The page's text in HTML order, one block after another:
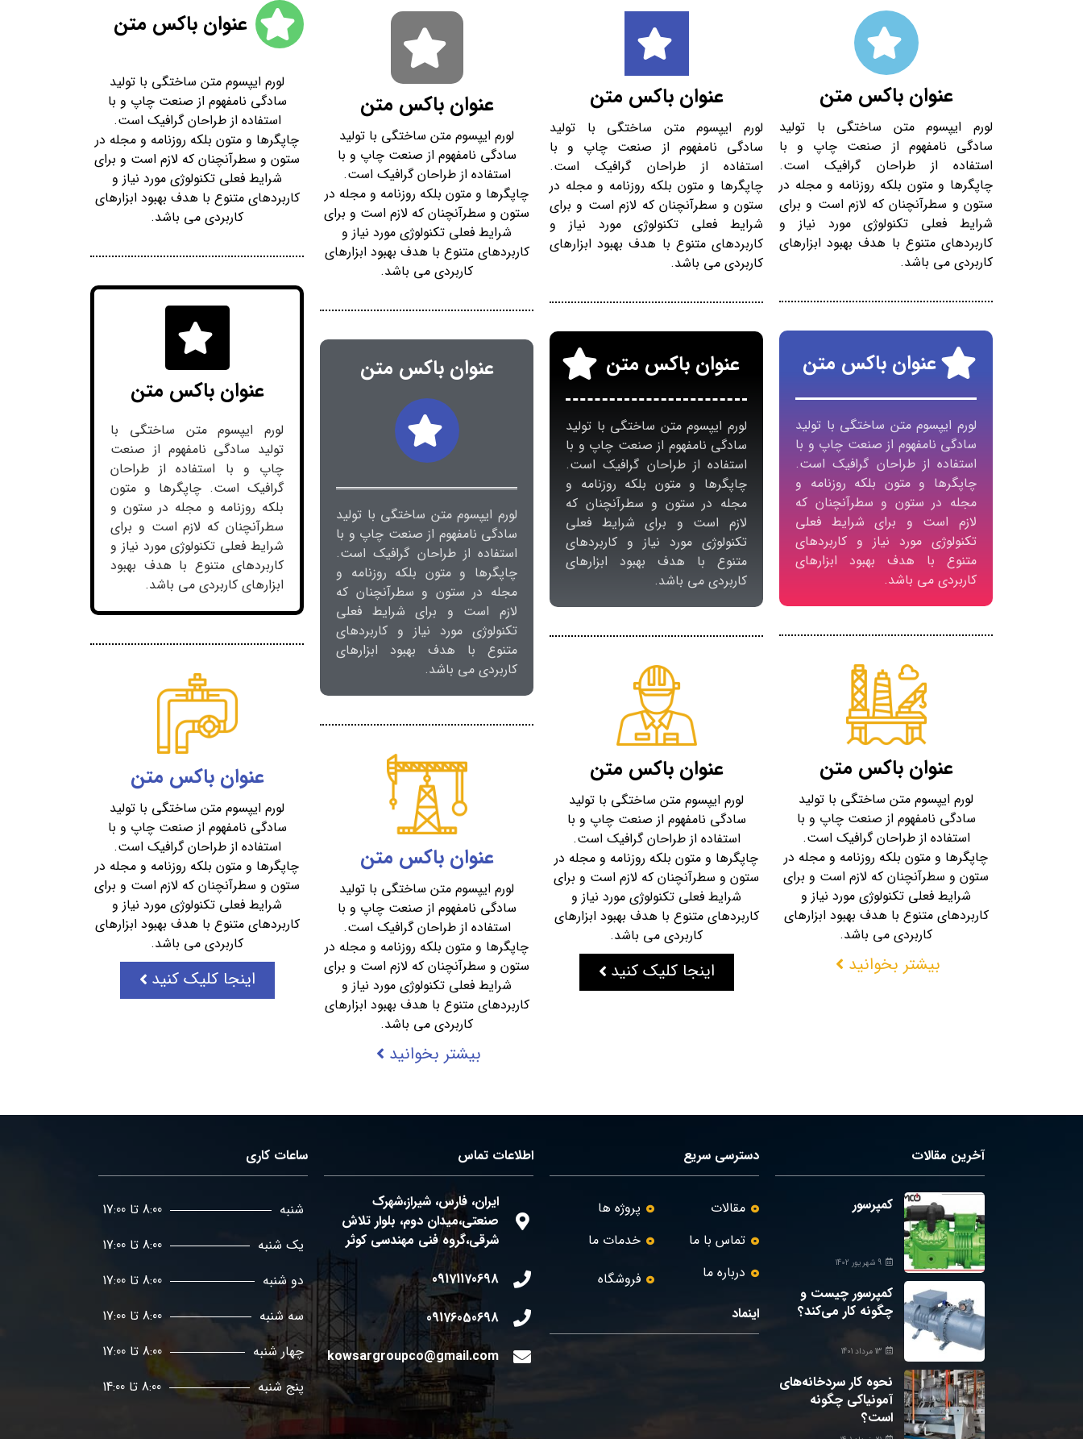
عنوان باکس متن
لورم ایپسوم متن ساختگی با تولید
سادگی نامفهوم از صنعت چاپ و با
استفاده از طراحان گرافیک است.
چاپگرها و متون بلکه روزنامه و مجله در
ستون و سطرآنچنان که لازم است و برای
شرایط فعلی تکنولوژی مورد نیاز و
کاربردهای متنوع با هدف بهبود ابزارهای
کاربردی می باشد.
عنوان باکس متن
لورم ایپسوم متن ساختگی با تولید
سادگی نامفهوم از صنعت چاپ و با
استفاده از طراحان گرافیک است.
چاپگرها و متون بلکه روزنامه و
مجله در ستون و سطرآنچنان که
لازم است و برای شرایط فعلی
تکنولوژی مورد نیاز و کاربردهای
متنوع با هدف بهبود ابزارهای
کاربردی می باشد.
عنوان باکس متن
لورم ایپسوم متن ساختگی با تولید
سادگی نامفهوم از صنعت چاپ و با
استفاده از طراحان گرافیک است.
چاپگرها و متون بلکه روزنامه و مجله در
ستون و سطرآنچنان که لازم است و برای
شرایط فعلی تکنولوژی مورد نیاز و
کاربردهای متنوع با هدف بهبود ابزارهای
کاربردی می باشد.
بیشتر بخوانید
عنوان باکس متن
لورم ایپسوم متن ساختگی با تولید
سادگی نامفهوم از صنعت چاپ و با
استفاده از طراحان گرافیک است.
چاپگرها و متون بلکه روزنامه و مجله در
ستون و سطرآنچنان که لازم است و برای
شرایط فعلی تکنولوژی مورد نیاز و
کاربردهای متنوع با هدف بهبود ابزارهای
کاربردی می باشد.
عنوان باکس متن
لورم ایپسوم متن ساختگی با تولید
سادگی نامفهوم از صنعت چاپ و با
استفاده از طراحان گرافیک است.
چاپگرها و متون بلکه روزنامه و
مجله در ستون و سطرآنچنان که
لازم است و برای شرایط فعلی
تکنولوژی مورد نیاز و کاربردهای
متنوع با هدف بهبود ابزارهای
کاربردی می باشد.
عنوان باکس متن
لورم ایپسوم متن ساختگی با تولید
سادگی نامفهوم از صنعت چاپ و با
استفاده از طراحان گرافیک است.
چاپگرها و متون بلکه روزنامه و مجله در
ستون و سطرآنچنان که لازم است و برای
شرایط فعلی تکنولوژی مورد نیاز و
کاربردهای متنوع با هدف بهبود ابزارهای
کاربردی می باشد.
اینجا کلیک کنید
عنوان باکس متن
لورم ایپسوم متن ساختگی با تولید
سادگی نامفهوم از صنعت چاپ و با
استفاده از طراحان گرافیک است.
چاپگرها و متون بلکه روزنامه و مجله در
ستون و سطرآنچنان که لازم است و برای
شرایط فعلی تکنولوژی مورد نیاز و
کاربردهای متنوع با هدف بهبود ابزارهای
کاربردی می باشد.
عنوان باکس متن
لورم ایپسوم متن ساختگی با تولید
سادگی نامفهوم از صنعت چاپ و با
استفاده از طراحان گرافیک است.
چاپگرها و متون بلکه روزنامه و
مجله در ستون و سطرآنچنان که
لازم است و برای شرایط فعلی
تکنولوژی مورد نیاز و کاربردهای
متنوع با هدف بهبود ابزارهای
کاربردی می باشد.
عنوان باکس متن
لورم ایپسوم متن ساختگی با تولید
سادگی نامفهوم از صنعت چاپ و با
استفاده از طراحان گرافیک است.
چاپگرها و متون بلکه روزنامه و مجله در
ستون و سطرآنچنان که لازم است و برای
شرایط فعلی تکنولوژی مورد نیاز و
کاربردهای متنوع با هدف بهبود ابزارهای
کاربردی می باشد.
بیشتر بخوانید
عنوان باکس متن
لورم ایپسوم متن ساختگی با تولید
سادگی نامفهوم از صنعت چاپ و با
استفاده از طراحان گرافیک است.
چاپگرها و متون بلکه روزنامه و مجله در
ستون و سطرآنچنان که لازم است و برای
شرایط فعلی تکنولوژی مورد نیاز و
کاربردهای متنوع با هدف بهبود ابزارهای
کاربردی می باشد.
عنوان باکس متن
لورم ایپسوم متن ساختگی با
تولید سادگی نامفهوم از صنعت
چاپ و با استفاده از طراحان
گرافیک است. چاپگرها و متون
بلکه روزنامه و مجله در ستون و
سطرآنچنان که لازم است و برای
شرایط فعلی تکنولوژی مورد نیاز و
کاربردهای متنوع با هدف بهبود
ابزارهای کاربردی می باشد.
عنوان باکس متن
لورم ایپسوم متن ساختگی با تولید
سادگی نامفهوم از صنعت چاپ و با
استفاده از طراحان گرافیک است.
چاپگرها و متون بلکه روزنامه و مجله در
ستون و سطرآنچنان که لازم است و برای
شرایط فعلی تکنولوژی مورد نیاز و
کاربردهای متنوع با هدف بهبود ابزارهای
کاربردی می باشد.
اینجا کلیک کنید
آخرین مقالات
کمپرسور
9 شهریور 1402
کمپرسور چیست و
چگونه کار می‌کند؟
13 مرداد 1401
نحوه کار سردخانه‌های
آمونیاکی چگونه
است؟
دسترسی سریع
مقالات
پروژه ها
تماس با ما
خدمات ما
درباره ما
فروشگاه
اینماد
اطلاعات تماس
ایران، فارس، شیراز،شهرک
صنعتی،میدان دوم، بلوار تلاش
شرقی،گروه فنی مهندسی کوثر
09171170698
09176050698
kowsargroupco@gmail.com
ساعات کاری
شنبه
8:00 تا 17:00
یک شنبه
8:00 تا 17:00
دو شنبه
8:00 تا 17:00
سه شنبه
8:00 تا 17:00
چهار شنبه
8:00 تا 17:00
پنج شنبه
8:00 تا 14:00